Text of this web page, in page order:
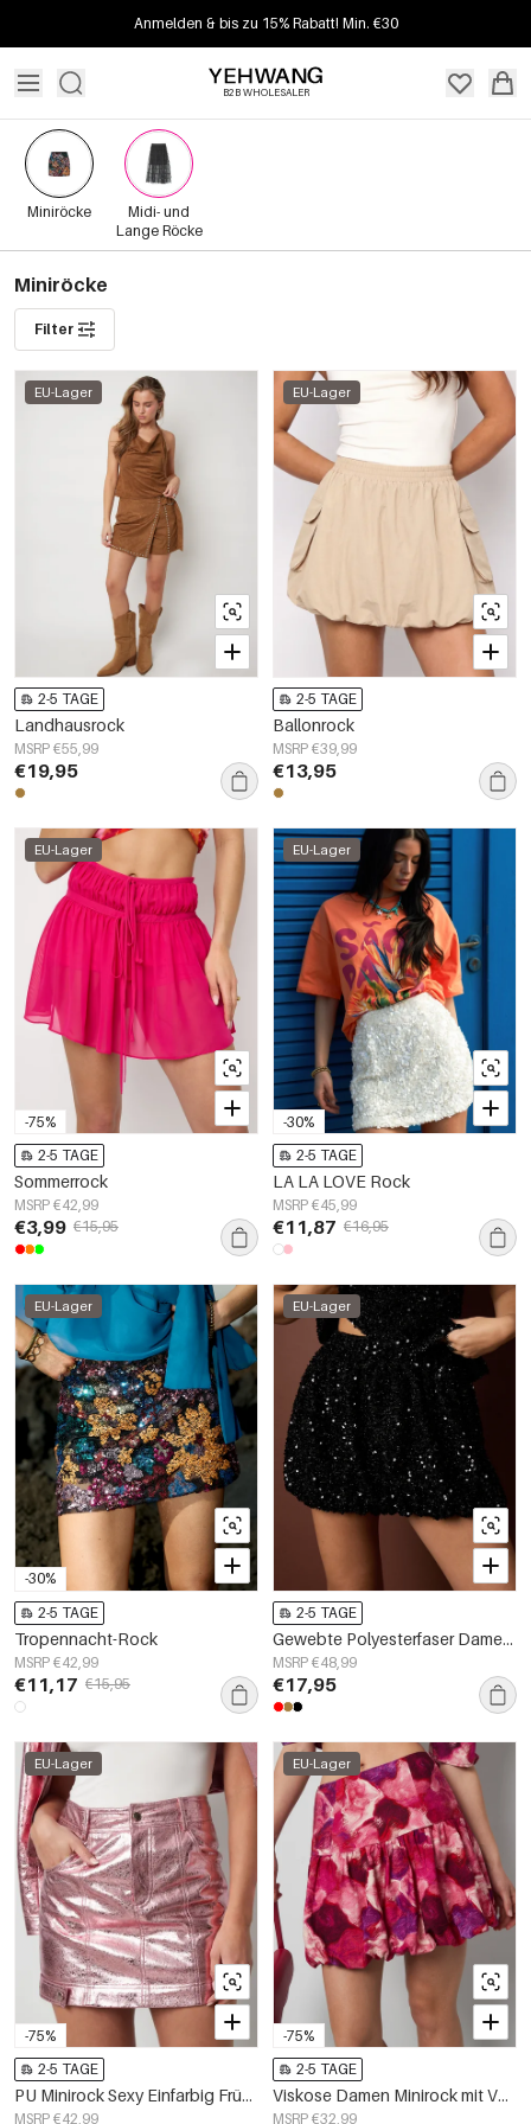
Anmelden & bis zu 15% Rabatt! Min. €30
B2B WHOLESALER
Miniröcke
Midi- und
Lange Röcke
Miniröcke
Filter
EU-Lager
2-5 TAGE
Landhausrock
MSRP €55,99
€19,95
EU-Lager
2-5 TAGE
Ballonrock
MSRP €39,99
€13,95
-75%
EU-Lager
2-5 TAGE
Sommerrock
MSRP €42,99
€3,99 €15,95
-30%
EU-Lager
2-5 TAGE
LA LA LOVE Rock
MSRP €45,99
€11,87 €16,95
-30%
EU-Lager
2-5 TAGE
Tropennacht-Rock
MSRP €42,99
€11,17 €15,95
EU-Lager
2-5 TAGE
Gewebte Polyesterfaser Damen Minirock Elegant Pailletten
MSRP €48,99
€17,95
-75%
EU-Lager
2-5 TAGE
PU Minirock Sexy Einfarbig Frühling/Sommer
MSRP €42,99
-75%
EU-Lager
2-5 TAGE
Viskose Damen Minirock mit Volant-Design Fuchsia
MSRP €32,99